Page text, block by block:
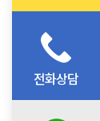
전화상담